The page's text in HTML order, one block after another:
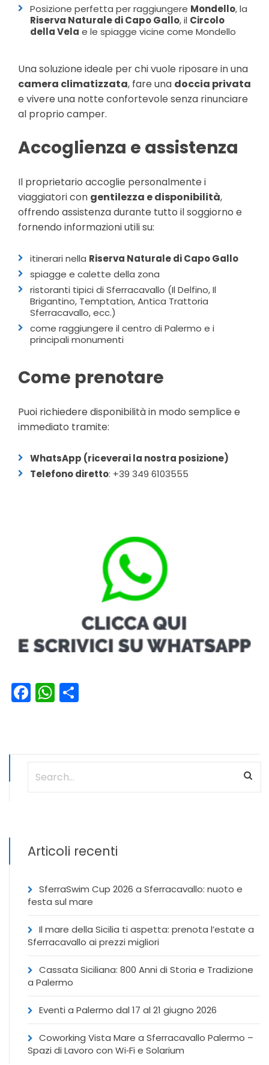
Posizione perfetta per raggiungere Mondello, la
Riserva Naturale di Capo Gallo, il Circolo
della Vela e le spiagge vicine come Mondello
Una soluzione ideale per chi vuole riposare in una
camera climatizzata, fare una doccia privata
e vivere una notte confortevole senza rinunciare
al proprio camper.
Accoglienza e assistenza
Il proprietario accoglie personalmente i
viaggiatori con gentilezza e disponibilità,
offrendo assistenza durante tutto il soggiorno e
fornendo informazioni utili su:
itinerari nella Riserva Naturale di Capo Gallo
spiagge e calette della zona
ristoranti tipici di Sferracavallo (Il Delfino, Il
Brigantino, Temptation, Antica Trattoria
Sferracavallo, ecc.)
come raggiungere il centro di Palermo e i
principali monumenti
Come prenotare
Puoi richiedere disponibilità in modo semplice e
immediato tramite:
WhatsApp (riceverai la nostra posizione)
Telefono diretto: +39 349 6103555
Facebook
WhatsApp
Articoli recenti
SferraSwim Cup 2026 a Sferracavallo: nuoto e
festa sul mare
Il mare della Sicilia ti aspetta: prenota l’estate a
Sferracavallo ai prezzi migliori
Cassata Siciliana: 800 Anni di Storia e Tradizione
a Palermo
Eventi a Palermo dal 17 al 21 giugno 2026
Coworking Vista Mare a Sferracavallo Palermo –
Spazi di Lavoro con Wi‑Fi e Solarium